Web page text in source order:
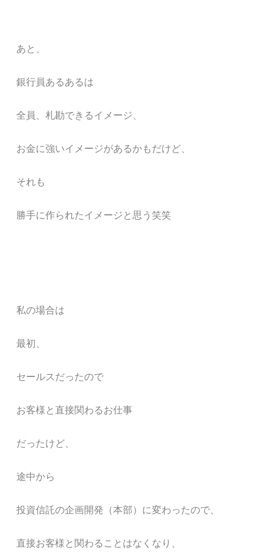
あ と、
銀行員あるあるは
全員、札勘できるイメージ、
お金に強いイメージがあるかもだけど、
それも
勝手に作られたイメージと思う笑笑
私の場合は
最初、
セールスだったので
お客様と直接関わるお仕事
だったけど、
途中から
投資信託の企画開発（本部） に変わったので、
直接お客様と関わることはなくなり、